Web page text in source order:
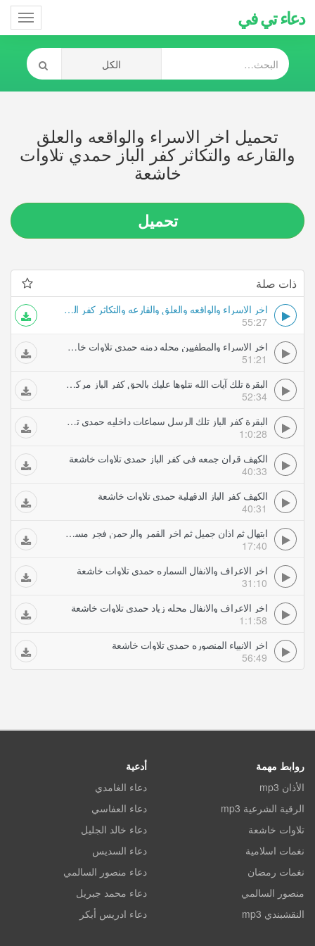
دعاء تي في
تحميل اخر الاسراء والواقعه والعلق
والقارعه والتكاثر كفر الباز حمدي تلاوات
خاشعة
تحميل
ذات صلة
اخر الاسراء والواقعه والعلق والقارعه والتكاثر كفر الباز حمدي تلاوات خاشعة
55:27
اخر الاسراء والمطفيين محله دمنه حمدي تلاوات خاشعة
51:21
البقرة تلك آيات الله نتلوها عليك بالحق كفر الباز مركز محلة دمنة حمدي تلاوات خاشعة
52:34
البقرة كفر الباز تلك الرسل سماعات داخليه حمدي تلاوات خاشعة
1:0:28
الكهف قران جمعه فى كفر الباز حمدي تلاوات خاشعة
40:33
الكهف كفر الباز الدقهلية حمدي تلاوات خاشعة
40:31
ابتهال ثم اذان جميل ثم اخر القمر والرحمن فجر مسجد مولانا الامام الحسين حمدي تلاوات خاشعة
17:40
اخر الاعراف والانفال السماره حمدي تلاوات خاشعة
31:10
اخر الاعراف والانفال محله زياد حمدي تلاوات خاشعة
1:1:58
اخر الانبياء المنصوره حمدي تلاوات خاشعة
56:49
روابط مهمة
الأذان mp3
الرقية الشرعية mp3
تلاوات خاشعة
نغمات اسلامية
نغمات رمضان
منصور السالمي
النقشبندي mp3
أدعية
دعاء الغامدي
دعاء العفاسي
دعاء خالد الجليل
دعاء السديس
دعاء منصور السالمي
دعاء محمد جبريل
دعاء ادريس أبكر